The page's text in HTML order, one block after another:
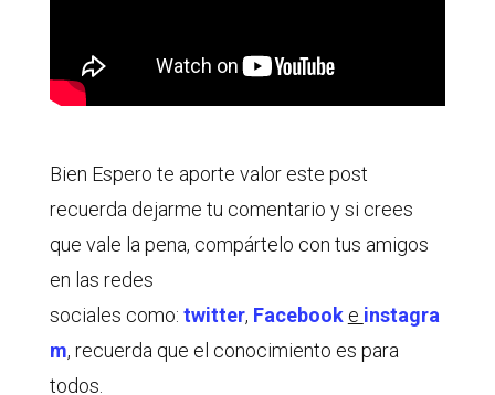
Bien Espero te aporte valor este post
recuerda dejarme tu comentario y si crees
que vale la pena, compártelo con tus amigos
en las redes
sociales como: twitter, Facebook e instagra
m, recuerda que el conocimiento es para
todos.